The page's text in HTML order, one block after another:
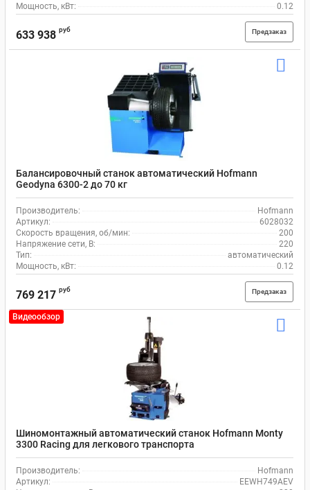
Мощность, кВт:
0.12
633 938 руб Предзаказ
Балансировочный станок автоматический Hofmann
Geodyna 6300-2 до 70 кг
Производитель:
Hofmann
Артикул:
6028032
Скорость вращения, об/мин:
200
Напряжение сети, В:
220
Тип:
автоматический
Мощность, кВт:
0.12
769 217 руб Предзаказ
Видеообзор
Шиномонтажный автоматический станок Hofmann Monty
3300 Racing для легкового транспорта
Производитель:
Hofmann
Артикул:
EEWH749AEV